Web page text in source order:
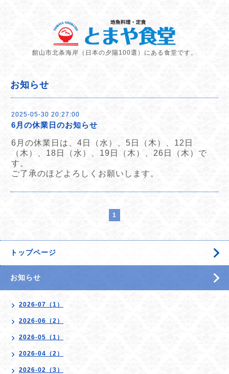
館山市北条海岸（日本の夕陽100選）にある食堂です。
お知らせ
2025-05-30 20:27:00
6月の休業日のお知らせ
6月の休業日は、4日（水）、5日（木）、12日
（木）、18日（水）、19日（木）、26日（木）で
す。
ご了承のほどよろしくお願いします。
1
トップページ
お知らせ
2026-07（1）
2026-06（2）
2026-05（1）
2026-04（2）
2026-02（3）